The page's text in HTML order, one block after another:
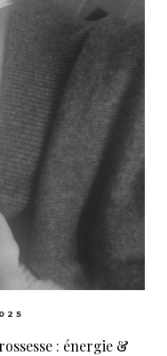
: énergie &